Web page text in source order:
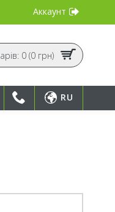
Аккаунт
0 (0 грн)
RU